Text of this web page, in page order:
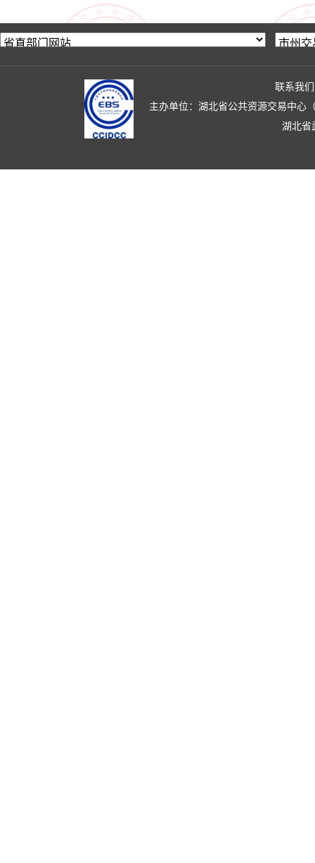
联系我们
主办单位：湖北省公共资源交易中心
湖北省